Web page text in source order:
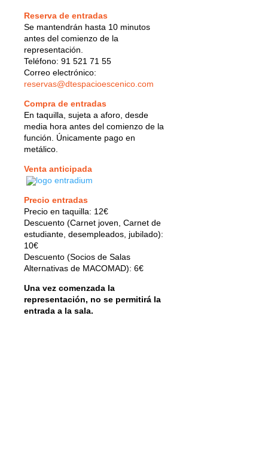
Reserva de entradas
Se mantendrán hasta 10 minutos
antes del comienzo de la
representación.
Teléfono: 91 521 71 55
Correo electrónico:
reservas@dtespacioescenico.com
Compra de entradas
En taquilla, sujeta a aforo, desde
media hora antes del comienzo de la
función. Únicamente pago en
metálico.
Venta anticipada
Precio entradas
Precio en taquilla: 12€
Descuento (Carnet joven, Carnet de
estudiante, desempleados, jubilado):
10€
Descuento (Socios de Salas
Alternativas de MACOMAD): 6€
Una vez comenzada la
representación, no se permitirá la
entrada a la sala.